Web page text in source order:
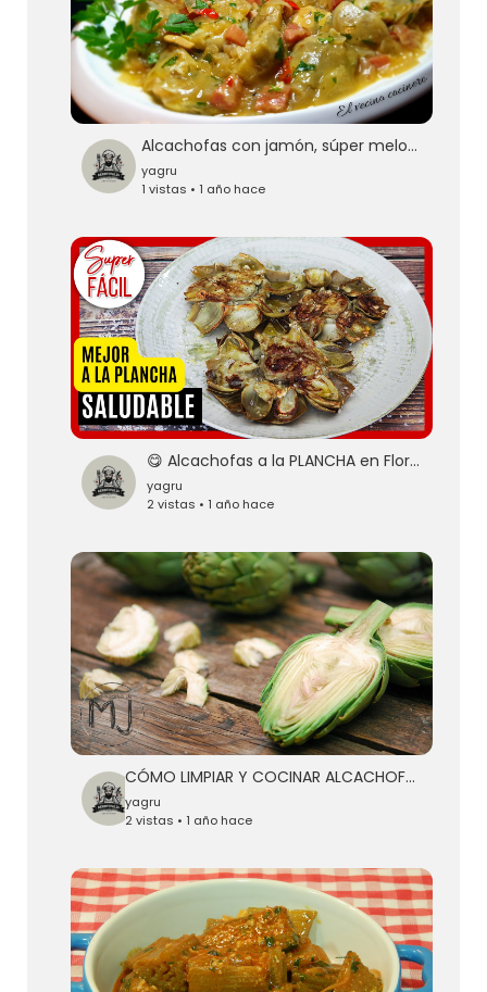
Alcachofas con jamón, súper melosas😍
yagru
1 vistas • 1 año hace
😋 Alcachofas a la PLANCHA en Flor: Receta Fácil, Rápida y Deliciosa | Cocina SALUDABLE y Vegetariana
yagru
2 vistas • 1 año hace
CÓMO LIMPIAR Y COCINAR ALCACHOFAS | Mi verdura favorita
yagru
2 vistas • 1 año hace